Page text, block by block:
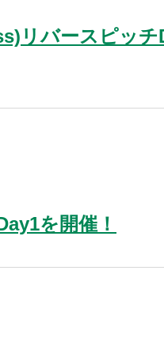
リバースピッチ
を開催！